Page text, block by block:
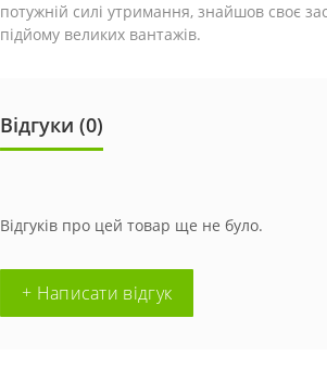
потужній силі утримання, знайшов своє
підйому великих вантажів.
Відгуки (0)
Відгуків про цей товар ще не було.
+ Написати відгук